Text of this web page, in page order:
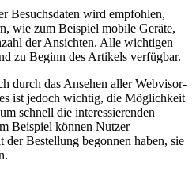
Besuchsdaten wird empfohlen,
wie zum Beispiel mobile Geräte,
der Ansichten. Alle wichtigen
zu Beginn des Artikels verfügbar.
durch das Ansehen aller Webvisor-
ist jedoch wichtig, die Möglichkeit
schnell die interessierenden
Beispiel können Nutzer
Bestellung begonnen haben, sie